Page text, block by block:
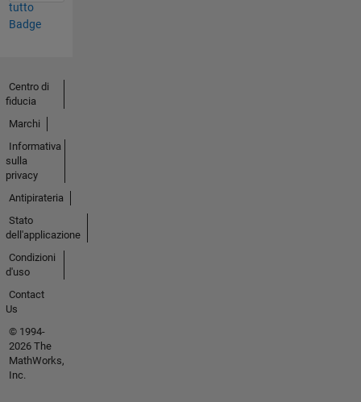
tutto
Badge
Centro di
fiducia
Marchi
Informativa
sulla
privacy
Antipirateria
Stato
dell'applicazione
Condizioni
d'uso
Contact
Us
© 1994-
2026 The
MathWorks,
Inc.